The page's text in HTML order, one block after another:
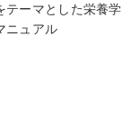
テーマとした栄養学
ニュアル